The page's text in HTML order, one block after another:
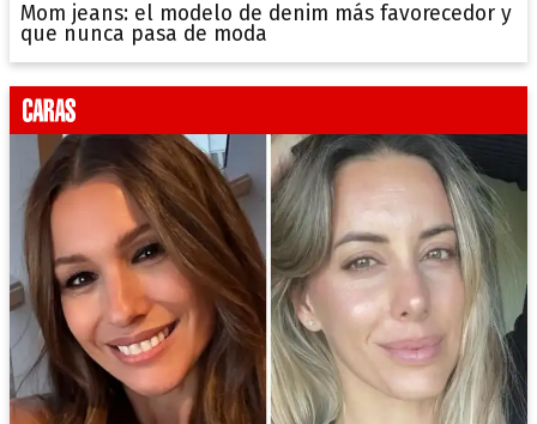
Mom jeans: el modelo de denim más favorecedor y
que nunca pasa de moda